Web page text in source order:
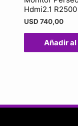
Hdmi2.1 R2500
USD 740,00
Añadir